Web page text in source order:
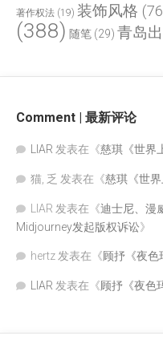
著作权法 (19) 装饰风格
(388) 随笔 (29) 青岛
Comment | 最新评论
LIAR 发表在《慈琪《世界
猫, 乏 发表在《慈琪《世界
LIAR 发表在《迪士尼、漫
Midjourney发起版权诉讼》
hertz 发表在《顾抒《夜色
LIAR 发表在《顾抒《夜色